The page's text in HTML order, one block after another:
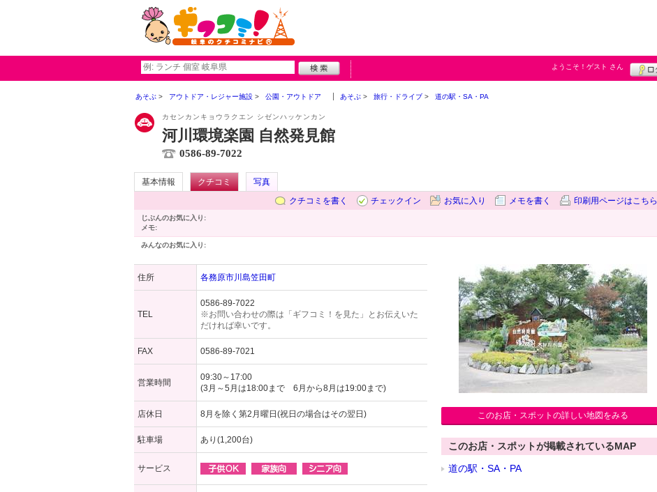
ようこそ！ ゲスト さん
あそぶ アウトドア・レジャー施設 公園・アウトドア あそぶ 旅行・ドライブ 道の駅・SA・PA
カセンカンキョウラクエン シゼンハッケンカン
河川環境楽園 自然発見館
0586-89-7022
基本情報 クチコミ
写真
クチコミを書く
チェックイン お気に入り メモを書く 印刷用ページはこちら
じぶんのお気に入り:
メモ:
みんなのお気に入り:
住所 各務原市川島笠田町
TEL
0586-89-7022
※お問い合わせの際は「ギフコミ！を見た」とお伝えいた
だければ幸いです。
FAX 0586-89-7021
営業時間
09:30～17:00
(3月～5月は18:00まで 6月から8月は19:00まで)
店休日 8月を除く第2月曜日(祝日の場合はその翌日)
駐車場 あり(1,200台)
サービス
このお店・スポットの詳しい地図をみる
このお店・スポットが掲載されているMAP
道の駅・SA・PA